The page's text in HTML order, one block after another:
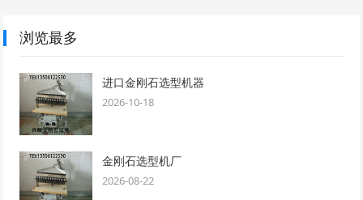
浏览最多
进口金刚石选型机器
2026-10-18
金刚石选型机厂
2026-08-22